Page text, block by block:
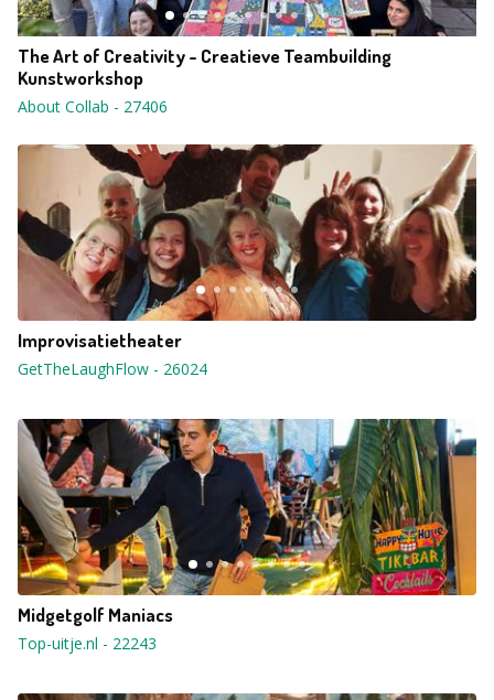
The Art of Creativity - Creatieve Teambuilding
Kunstworkshop
About Collab - 27406
Improvisatietheater
GetTheLaughFlow - 26024
Midgetgolf Maniacs
Top-uitje.nl - 22243